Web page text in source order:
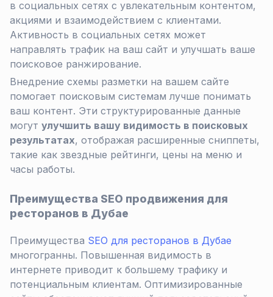
в социальных сетях с увлекательным контентом,
акциями и взаимодействием с клиентами.
Активность в социальных сетях может
направлять трафик на ваш сайт и улучшать ваше
поисковое ранжирование.
Внедрение схемы разметки на вашем сайте
помогает поисковым системам лучше понимать
ваш контент. Эти структурированные данные
могут улучшить вашу видимость в поисковых
результатах, отображая расширенные сниппеты,
такие как звездные рейтинги, цены на меню и
часы работы.
Преимущества SEO продвижения для
ресторанов в Дубае
Преимущества SEO для ресторанов в Дубае
многогранны. Повышенная видимость в
интернете приводит к большему трафику и
потенциальным клиентам. Оптимизированные